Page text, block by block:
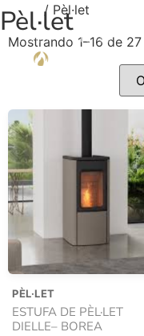
Inicio / Pèl·let
Pèl·let
Mostrando 1–16 de
PÈL·LET
ESTUFA DE PÈL·LET
DIELLE– BOREA